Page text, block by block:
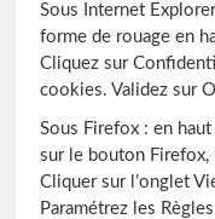
Sous Internet
forme de rouage en
Cliquez sur
cookies. Validez sur
Sous Firefox : en
sur le bouton Firefox,
Cliquer sur l’onglet
Paramétrez les